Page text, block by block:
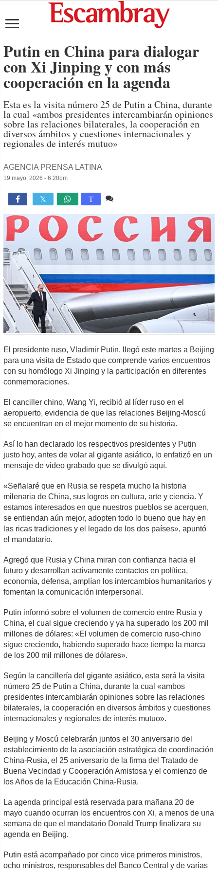
Putin en China para dialogar
con Xi Jinping y con más
cooperación en la agenda
Esta es la visita número 25 de Putin a China, durante
la cual «ambos presidentes intercambiarán opiniones
sobre las relaciones bilaterales, la cooperación en
diversos ámbitos y cuestiones internacionales y
regionales de interés mutuo»
AGENCIA PRENSA LATINA
19 mayo, 2026 - 6:20pm
 T
El presidente ruso, Vladimir Putin, llegó este martes a Beijing
para una visita de Estado que comprende varios encuentros
con su homólogo Xi Jinping y la participación en diferentes
conmemoraciones.
El canciller chino, Wang Yi, recibió al líder ruso en el
aeropuerto, evidencia de que las relaciones Beijing-Moscú
se encuentran en el mejor momento de su historia.
Así lo han declarado los respectivos presidentes y Putin
justo hoy, antes de volar al gigante asiático, lo enfatizó en un
mensaje de video grabado que se divulgó aquí.
«Señalaré que en Rusia se respeta mucho la historia
milenaria de China, sus logros en cultura, arte y ciencia. Y
estamos interesados en que nuestros pueblos se acerquen,
se entiendan aún mejor, adopten todo lo bueno que hay en
las ricas tradiciones y el legado de los dos países», apuntó
el mandatario.
Agregó que Rusia y China miran con confianza hacia el
futuro y desarrollan activamente contactos en política,
economía, defensa, amplían los intercambios humanitarios y
fomentan la comunicación interpersonal.
Putin informó sobre el volumen de comercio entre Rusia y
China, el cual sigue creciendo y ya ha superado los 200 mil
millones de dólares: «El volumen de comercio ruso-chino
sigue creciendo, habiendo superado hace tiempo la marca
de los 200 mil millones de dólares».
Según la cancillería del gigante asiático, esta será la visita
número 25 de Putin a China, durante la cual «ambos
presidentes intercambiarán opiniones sobre las relaciones
bilaterales, la cooperación en diversos ámbitos y cuestiones
internacionales y regionales de interés mutuo».
Beijing y Moscú celebrarán juntos el 30 aniversario del
establecimiento de la asociación estratégica de coordinación
China-Rusia, el 25 aniversario de la firma del Tratado de
Buena Vecindad y Cooperación Amistosa y el comienzo de
los Años de la Educación China-Rusia.
La agenda principal está reservada para mañana 20 de
mayo cuando ocurran los encuentros con Xi, a menos de una
semana de que el mandatario Donald Trump finalizara su
agenda en Beijing.
Putin está acompañado por cinco vice primeros ministros,
ocho ministros, responsables del Banco Central y de varias